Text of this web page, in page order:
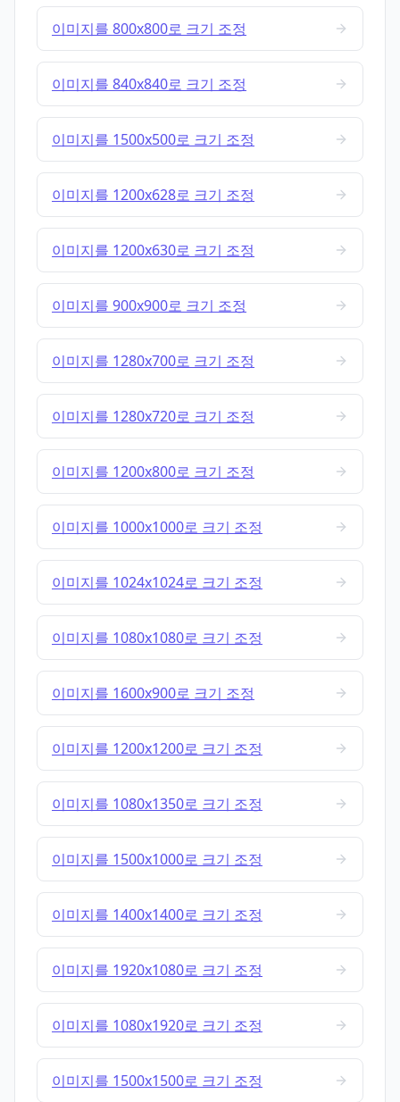
이미지를 800x800로 크기 조정
이미지를 840x840로 크기 조정
이미지를 1500x500로 크기 조정
이미지를 1200x628로 크기 조정
이미지를 1200x630로 크기 조정
이미지를 900x900로 크기 조정
이미지를 1280x700로 크기 조정
이미지를 1280x720로 크기 조정
이미지를 1200x800로 크기 조정
이미지를 1000x1000로 크기 조정
이미지를 1024x1024로 크기 조정
이미지를 1080x1080로 크기 조정
이미지를 1600x900로 크기 조정
이미지를 1200x1200로 크기 조정
이미지를 1080x1350로 크기 조정
이미지를 1500x1000로 크기 조정
이미지를 1400x1400로 크기 조정
이미지를 1920x1080로 크기 조정
이미지를 1080x1920로 크기 조정
이미지를 1500x1500로 크기 조정